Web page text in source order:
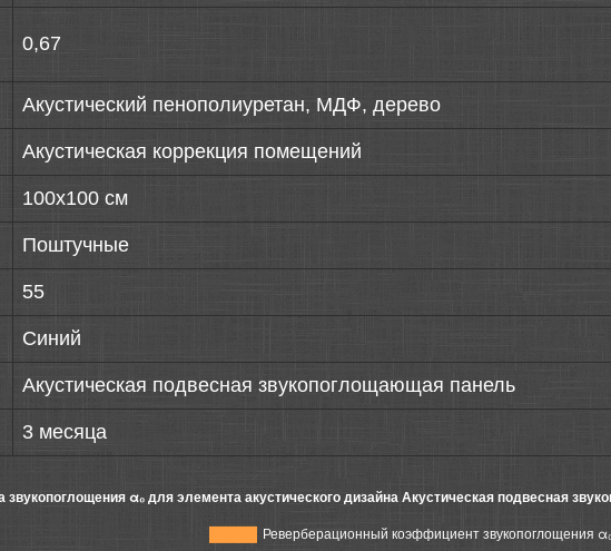
0,67
Акустический пенополиуретан, МДФ, дерево
Акустическая коррекция помещений
100х100 см
Поштучные
55
Синий
Акустическая подвесная звукопоглощающая панель
3 месяца